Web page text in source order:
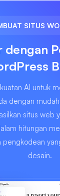
SITUS
dengan
AI untuk
dengan
situs web
hitungan
pengkodean
desain.